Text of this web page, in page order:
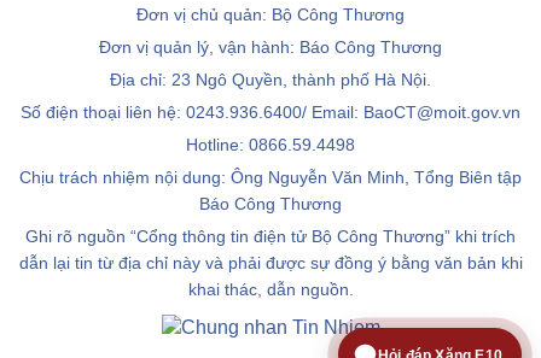
Đơn vị chủ quản: Bộ Công Thương
Đơn vị quản lý, vận hành: Báo Công Thương
Địa chỉ: 23 Ngô Quyền, thành phố Hà Nội.
Số điện thoại liên hệ: 0243.936.6400/ Email: BaoCT@moit.gov.vn
Hotline: 0866.59.4498
Chịu trách nhiệm nội dung: Ông Nguyễn Văn Minh, Tổng Biên tập
Báo Công Thương
Ghi rõ nguồn “Cổng thông tin điện tử Bộ Công Thương” khi trích
dẫn lại tin từ địa chỉ này và phải được sự đồng ý bằng văn bản khi
khai thác, dẫn nguồn.